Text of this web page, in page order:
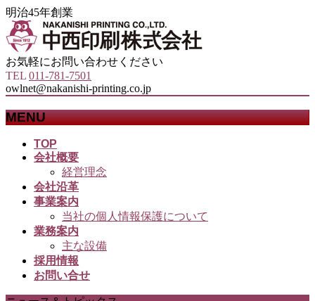
明治45年創業
お気軽にお問い合わせください
TEL 011-781-7501
owlnet@nakanishi-printing.co.jp
MENU
TOP
会社概要
経営理念
会社沿革
事業案内
当社の個人情報保護について
業務案内
主な設備
採用情報
お問い合せ